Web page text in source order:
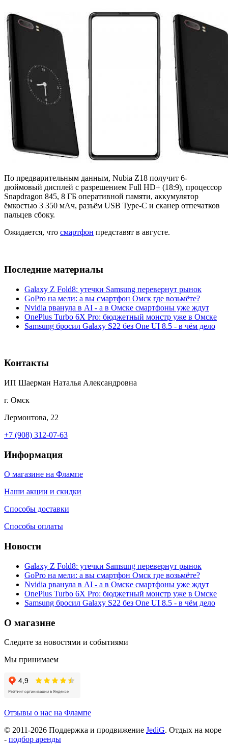
По предварительным данным, Nubia Z18 получит 6-
дюймовый дисплей с разрешением Full HD+ (18:9), процессор
Snapdragon 845, 8 ГБ оперативной памяти, аккумулятор
ёмкостью 3 350 мАч, разъём USB Type-C и сканер отпечатков
пальцев сбоку.
Ожидается, что смартфон представят в августе.
Последние материалы
Galaxy Z Fold8: утечки Samsung перевернут рынок
GoPro на мели: а вы смартфон Омск где возьмёте?
Nvidia рванула в AI - а в Омске смартфоны уже ждут
OnePlus Turbo 6X Pro: бюджетный монстр уже в Омске
Samsung бросил Galaxy S22 без One UI 8.5 - в чём дело
Контакты
ИП Шаерман Наталья Александровна
г. Омск
Лермонтова, 22
+7 (908) 312-07-63
Информация
О магазине на Флампе
Наши акции и скидки
Способы доставки
Способы оплаты
Новости
Galaxy Z Fold8: утечки Samsung перевернут рынок
GoPro на мели: а вы смартфон Омск где возьмёте?
Nvidia рванула в AI - а в Омске смартфоны уже ждут
OnePlus Turbo 6X Pro: бюджетный монстр уже в Омске
Samsung бросил Galaxy S22 без One UI 8.5 - в чём дело
О магазине
Следите за новостями и событиями
Мы принимаем
Отзывы о нас на Флампе
© 2011-2026 Поддержка и продвижение JediG. Отдых на море
- подбор аренды